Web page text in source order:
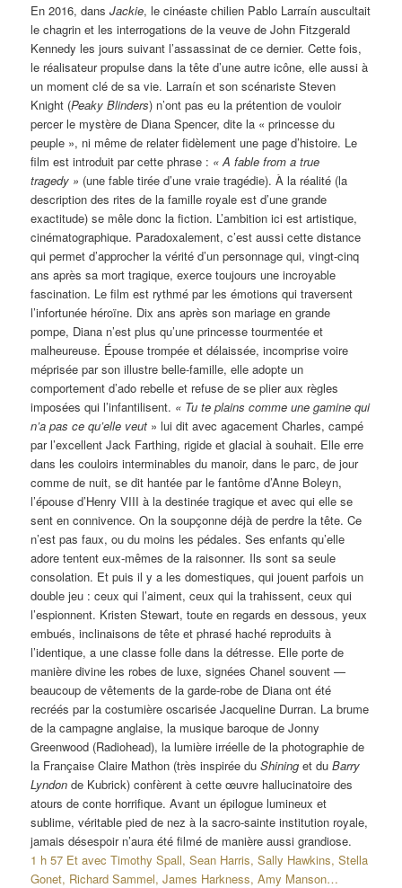
En 2016, dansJackie, le cinéaste chilien Pablo Larraín auscultait
le chagrin et les interrogations de la veuve de John Fitzgerald
Kennedy les jours suivant l’assassinat de ce dernier. Cette fois,
le réalisateur propulse dans la tête d’une autre icône, elle aussi à
un moment clé de sa vie. Larraín et son scénariste Steven
Knight (Peaky Blinders) n’ont pas eu la prétention de vouloir
percer le mystère de Diana Spencer, dite la « princesse du
peuple », ni même de relater fidèlement une page d’histoire. Le
film est introduit par cette phrase : « A fable from a true
tragedy » (une fable tirée d’une vraie tragédie). À la réalité (la
description des rites de la famille royale est d’une grande
exactitude) se mêle donc la fiction. L’ambition ici est artistique,
cinématographique. Paradoxalement, c’est aussi cette distance
qui permet d’approcher la vérité d’un personnage qui, vingt-cinq
ans après sa mort tragique, exerce toujours une incroyable
fascination. Le film est rythmé par les émotions qui traversent
l’infortunée héroïne. Dix ans après son mariage en grande
pompe, Diana n’est plus qu’une princesse tourmentée et
malheureuse. Épouse trompée et délaissée, incomprise voire
méprisée par son illustre belle-famille, elle adopte un
comportement d’ado rebelle et refuse de se plier aux règles
imposées qui l’infantilisent. « Tu te plains comme une gamine qui
n’a pas ce qu’elle veut » lui dit avec agacement Charles, campé
par l’excellent Jack Farthing, rigide et glacial à souhait. Elle erre
dans les couloirs interminables du manoir, dans le parc, de jour
comme de nuit, se dit hantée par le fantôme d’Anne Boleyn,
l’épouse d’Henry VIII à la destinée tragique et avec qui elle se
sent en connivence. On la soupçonne déjà de perdre la tête. Ce
n’est pas faux, ou du moins les pédales. Ses enfants qu’elle
adore tentent eux-mêmes de la raisonner. Ils sont sa seule
consolation. Et puis il y a les domestiques, qui jouent parfois un
double jeu : ceux qui l’aiment, ceux qui la trahissent, ceux qui
l’espionnent. Kristen Stewart, toute en regards en dessous, yeux
embués, inclinaisons de tête et phrasé haché reproduits à
l’identique, a une classe folle dans la détresse. Elle porte de
manière divine les robes de luxe, signées Chanel souvent —
beaucoup de vêtements de la garde-robe de Diana ont été
recréés par la costumière oscarisée Jacqueline Durran. La brume
de la campagne anglaise, la musique baroque de Jonny
Greenwood (Radiohead), la lumière irréelle de la photographie de
la Française Claire Mathon (très inspirée duShining et duBarry
Lyndonde Kubrick) confèrent à cette œuvre hallucinatoire des
atours de conte horrifique. Avant un épilogue lumineux et
sublime, véritable pied de nez à la sacro-sainte institution royale,
jamais désespoir n’aura été filmé de manière aussi grandiose.
1 h 57 Et avec Timothy Spall, Sean Harris, Sally Hawkins, Stella
Gonet, Richard Sammel, James Harkness, Amy Manson…